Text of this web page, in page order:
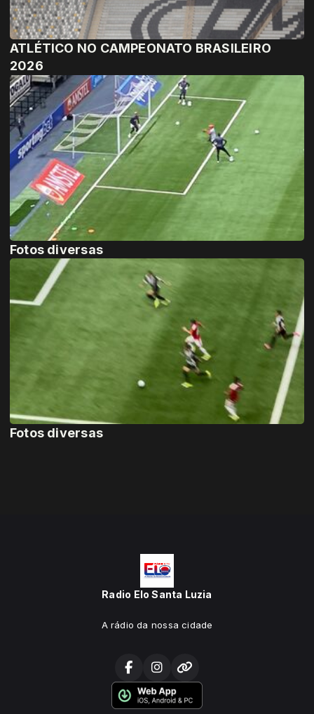
ATLÉTICO NO CAMPEONATO BRASILEIRO
2026
Fotos diversas
Fotos diversas
Radio Elo Santa Luzia
A rádio da nossa cidade